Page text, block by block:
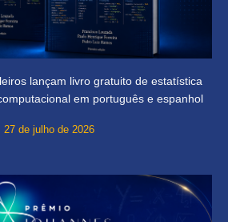
lançam livro gratuito de estatística
em português e espanhol
27 de julho de 2026